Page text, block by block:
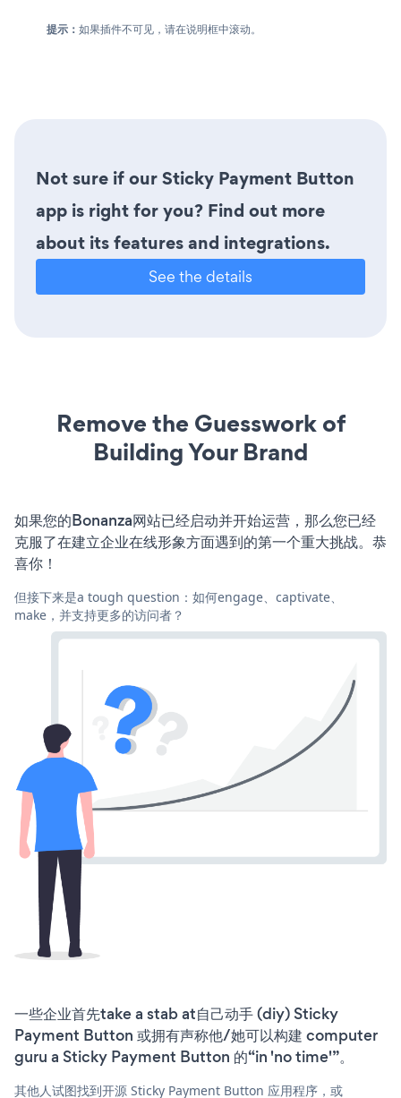
提示： 如果插件不可见，请在说明框中滚动。
Not sure if our Sticky Payment Button
app is right for you? Find out more
about its features and integrations.
See the details
Remove the Guesswork of
Building Your Brand
如果您的Bonanza网站已经启动并开始运营，那么您已经
克服了在建立企业在线形象方面遇到的第一个重大挑战。恭
喜你！
但接下来是a tough question：如何engage、captivate、
make，并支持更多的访问者？
一些企业首先take a stab at自己动手 (diy) Sticky
Payment Button 或拥有声称他/她可以构建 computer
guru a Sticky Payment Button 的“in 'no time'”。
其他人试图找到开源 Sticky Payment Button 应用程序，或